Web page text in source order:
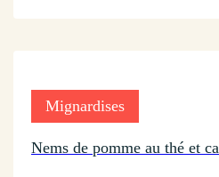
Mignardises
Nems de pomme au thé et